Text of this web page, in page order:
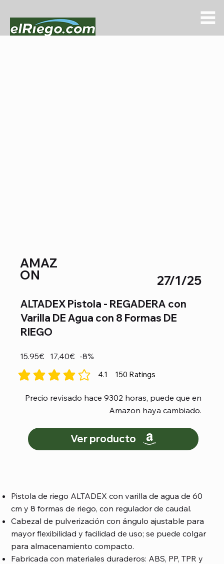
AMAZ
ON 27/1/25
ALTADEX Pistola - REGADERA con
Varilla DE Agua con 8 Formas DE
RIEGO
4.1 150 Ratings
la calificación promedio es 4.1 de 5, basada en 150 votos,
Precio revisado hace 9302 horas, puede que en
Amazon haya cambiado.
15.95€ -8%
17,40€
Ver producto
Pistola de riego ALTADEX con varilla de agua de 60
cm y 8 formas de riego, con regulador de caudal.
Cabezal de pulverización con ángulo ajustable para
mayor flexibilidad y facilidad de uso; se puede colgar
para almacenamiento compacto.
Fabricada con materiales duraderos: ABS, PP, TPR y